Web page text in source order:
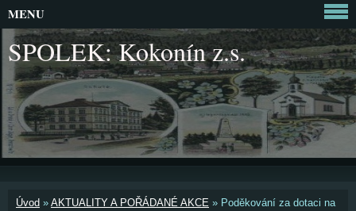
SPOLEK: Kokonín z.s.
Úvod » AKTUALITY A POŘÁDANÉ AKCE » Poděkování za dotaci na
MENU